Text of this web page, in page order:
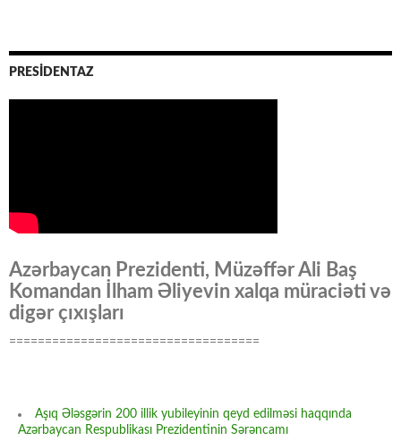
PRESİDENTAZ
Azərbaycan Prezidenti, Müzəffər Ali Baş
Komandan İlham Əliyevin xalqa müraciəti və
digər çıxışları
===================================
Aşıq Ələsgərin 200 illik yubileyinin qeyd edilməsi haqqında
Azərbaycan Respublikası Prezidentinin Sərəncamı